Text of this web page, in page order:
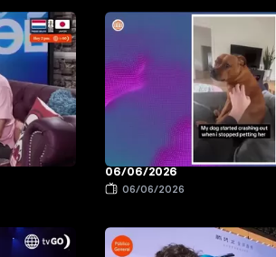
06/06/2026
06/06/2026